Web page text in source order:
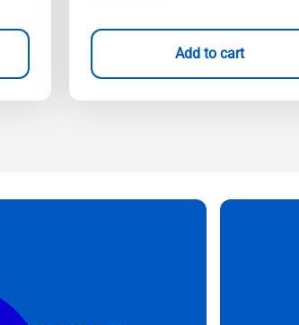
Add to cart